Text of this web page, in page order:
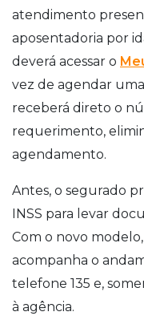
atendimento
aposentadoria por
deverá acessar o
vez de agendar
receberá direto o
requerimento,
agendamento.
Antes, o segurado
INSS para levar
Com o novo
acompanha o
telefone 135 e,
à agência.